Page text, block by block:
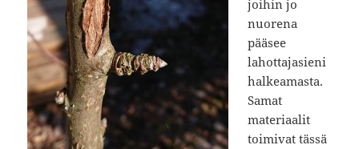
joihin jo
nuorena
pääsee
lahottajasieni
halkeamasta.
Samat
materiaalit
toimivat tässä